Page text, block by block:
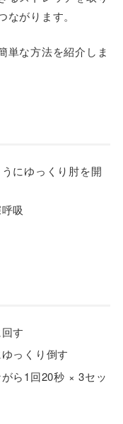
がります。
単な方法を紹介しま
にゆっくり肘を開
吸
す
っくり倒す
ら1回20秒 × 3セッ